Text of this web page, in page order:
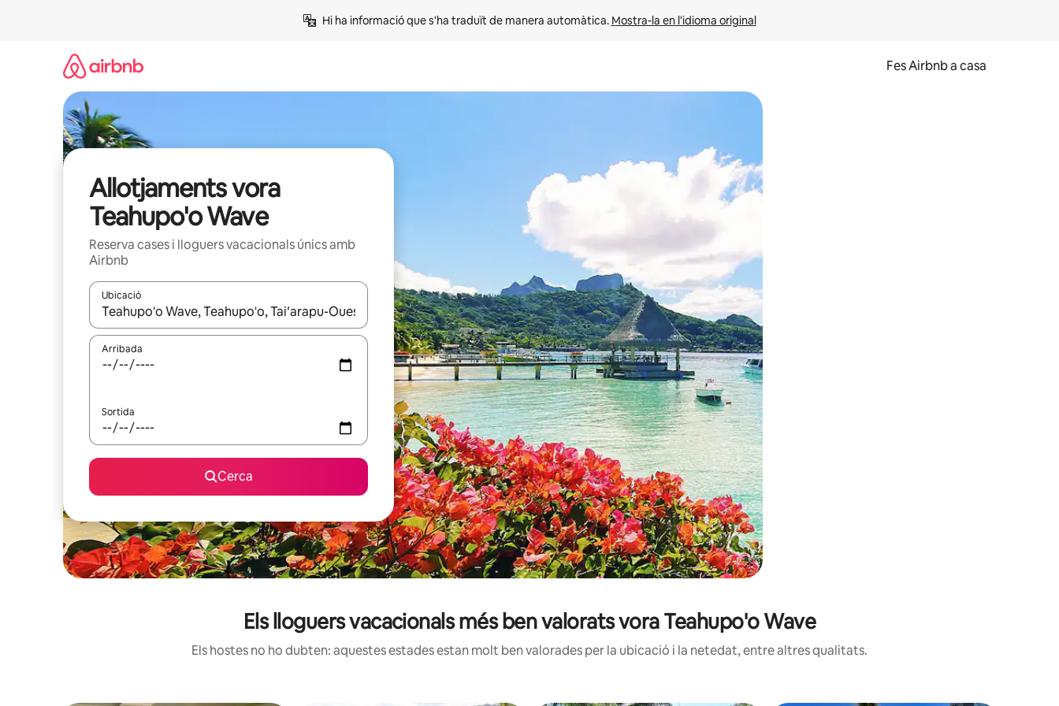
Hi ha informació que s'ha traduït de manera automàtica. Mostra-la en l'idioma original
Fes Airbnb a casa
Allotjaments vora
Teahupo'o Wave
Reserva cases i lloguers vacacionals únics amb
Airbnb
Ubicació
Quan els resultats estiguin disponibles, podràs navegar-hi a través de les tecles de les fletxes (amunt i avall), o bé fent un toc a la pantalla o fent-hi lliscar el dit.
Arribada
Sortida
Cerca
Els lloguers vacacionals més ben valorats vora Teahupo'o Wave
Els hostes no ho dubten: aquestes estades estan molt ben valorades per la ubicació i la netedat, entre altres qualitats.